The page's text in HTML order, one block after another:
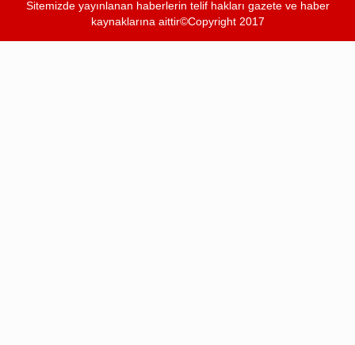
Sitemizde yayınlanan haberlerin telif hakları gazete ve haber
kaynaklarına aittir©Copyright 2017